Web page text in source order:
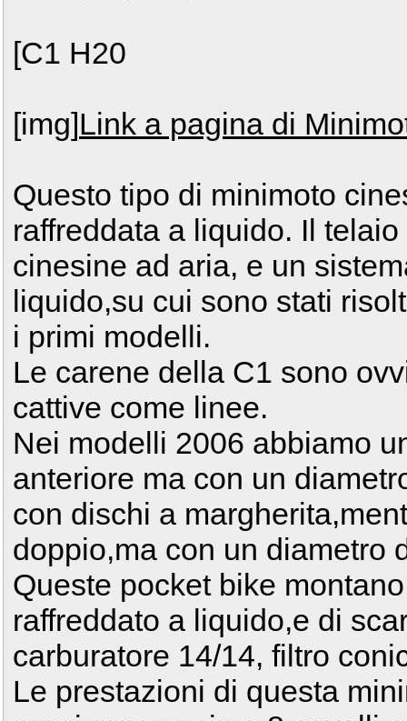
[C1 H20
[img]Link a pagina di
Questo tipo di minimoto
raffreddata a liquido. Il
cinesine ad aria, e un
liquido,su cui sono stati
i primi modelli.
Le carene della C1 sono
cattive come linee.
Nei modelli 2006 abbiamo
anteriore ma con un
con dischi a
doppio,ma con un diametro
Queste pocket bike
raffreddato a liquido,e di
carburatore 14/14, filtro
Le prestazioni di questa